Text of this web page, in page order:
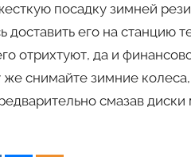
посадку зимней
его на станцию
отрихтуют, да и
же снимайте зимние
смазав